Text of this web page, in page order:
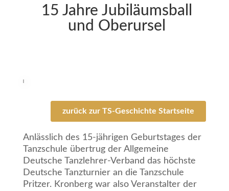
15 Jahre Jubiläumsball
und Oberursel
zurück zur TS-Geschichte Startseite
Anlässlich des 15-jährigen Geburtstages der
Tanzschule übertrug der Allgemeine
Deutsche Tanzlehrer-Verband das höchste
Deutsche Tanzturnier an die Tanzschule
Pritzer. Kronberg war also Veranstalter der